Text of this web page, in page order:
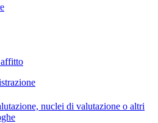
nuclei di valutazione o altri